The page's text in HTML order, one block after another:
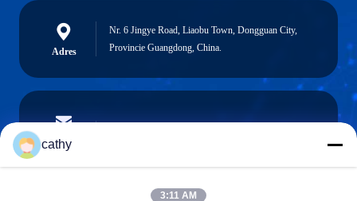
Adres
Nr. 6 Jingye Road, Liaobu Town, Dongguan City,
Provincie Guangdong, China.
E-mail
cathy
3:11 AM